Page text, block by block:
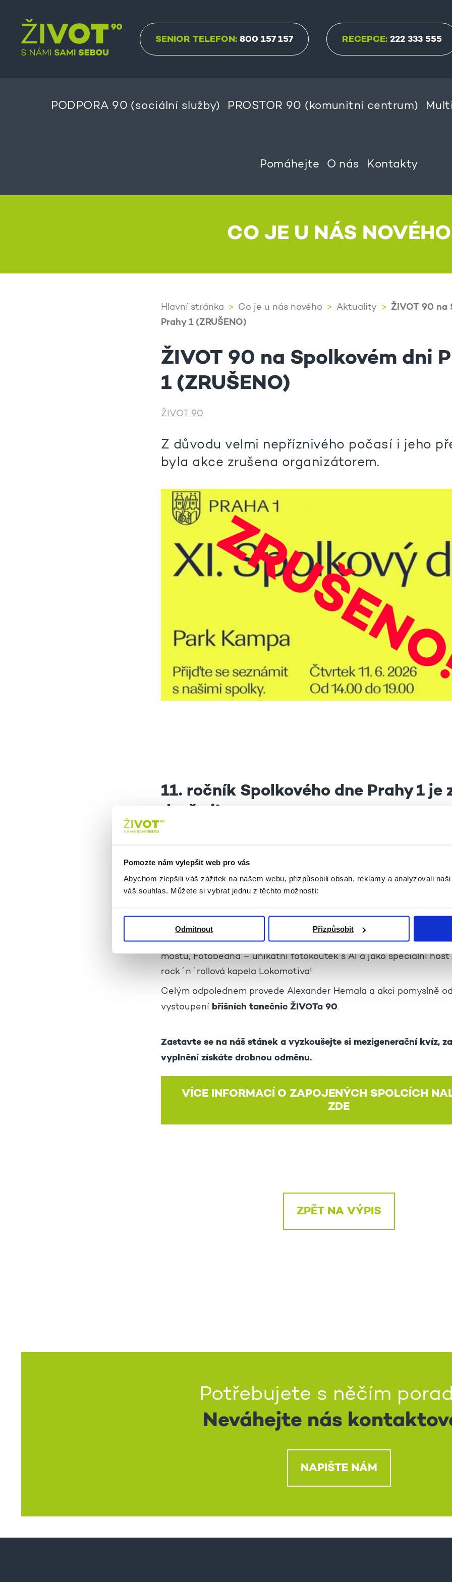
Pomozte nám vylepšit web pro vás
Abychom zlepšili váš zážitek na našem webu, přizpůsobili obsah, reklamy a analyzovali
váš souhlas. Můžete si vybrat jednu z těchto možností:
Odmítnout Přizpůsobit
SENIOR TELEFON: 800 157 157 RECEPCE: 222 333 555
PODPORA 90 (sociální služby) PROSTOR 90 (komunitní centrum)
Pomáhejte O nás Kontakty
CO JE U NÁS NOVÉHO
Hlavní stránka Co je u nás nového Aktuality
ŽIVOT 90 na
Prahy 1 (ZRUŠENO)
ŽIVOT 90 na Spolkovém dni
1 (ZRUŠENO)
ŽIVOT 90
Z důvodu velmi nepříznivého počasí i jeho
byla akce zrušena organizátorem.
11. ročník Spolkového dne Prahy 1 je
ZRUŠENA!
DixiBand Městské policie, skupina BABA z Kampy, Taneční divadlo
Vagnerová & Company, Seniorská ochotnická společnost, břišní
obrazy (Karolina Krejčí a Pavol Praženica), Bedřich Rýč a jiu-jitsu,
Citadela, jóga s YFE, pěvecký sbor Rolnička, malování s výtvarníky
mostu, Fotobedna – unikátní fotokoutek s AI a jako speciální host
rock´n´rollová kapela Lokomotiva!
Celým odpolednem provede Alexander Hemala a akci pomyslně
vystoupení
břišních tanečnic ŽIVOTa 90.
Zastavte se na náš stánek a vyzkoušejte si mezigenerační kvíz,
vyplnění získáte drobnou odměnu.
VÍCE INFORMACÍ O ZAPOJENÝCH SPOLCÍCH
ZDE
ZPĚT NA VÝPIS
Potřebujete s něčím
Neváhejte nás
NAPIŠTE NÁM